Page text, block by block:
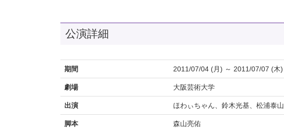
公演詳細
期間 2011/07/04 (月) ～ 2011/07/07 (木)
劇場 大阪芸術大学
出演 ほわぃちゃん、鈴木光基、松浦泰山
脚本 森山亮佑